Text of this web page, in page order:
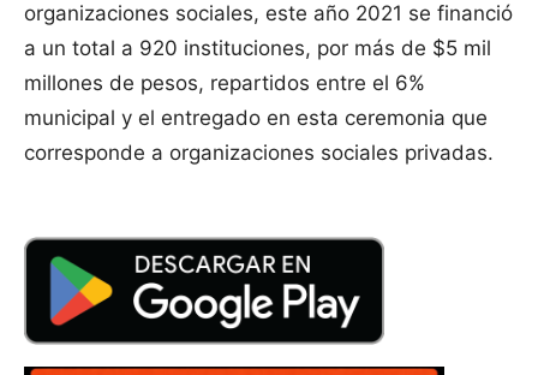
organizaciones sociales, este año 2021 se financió
a un total a 920 instituciones, por más de $5 mil
millones de pesos, repartidos entre el 6%
municipal y el entregado en esta ceremonia que
corresponde a organizaciones sociales privadas.